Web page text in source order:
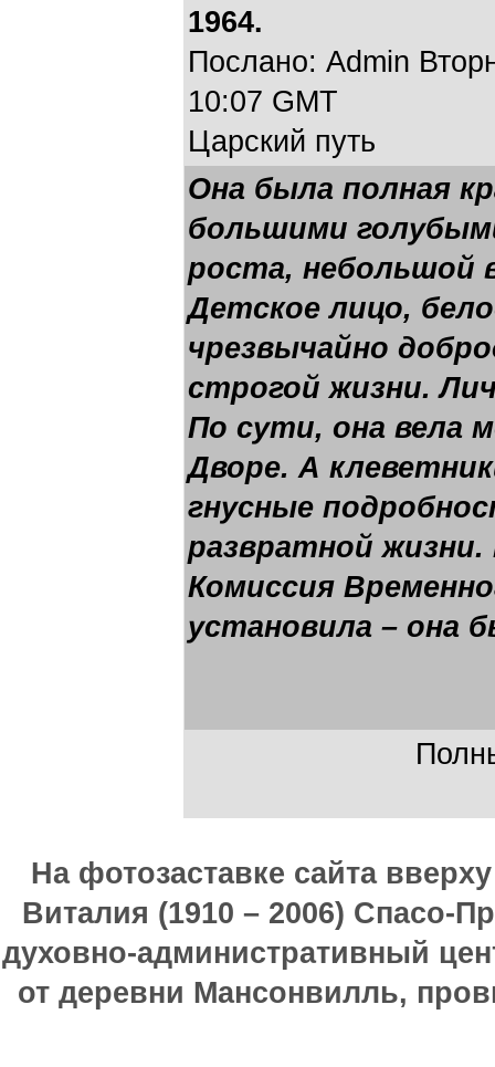
1964.
Послано: Admin
10:07 GMT
Царский путь
Она была полная
большими
роста, небольшой
Детское лицо,
чрезвычайно
строгой жизни.
По сути, она вела
Дворе. А
гнусные
развратной жизни.
Комиссия
установила – она
На фотозаставке сайта
Виталия (1910 – 2006) Спасо-
духовно-административный
от деревни Мансонвилль,